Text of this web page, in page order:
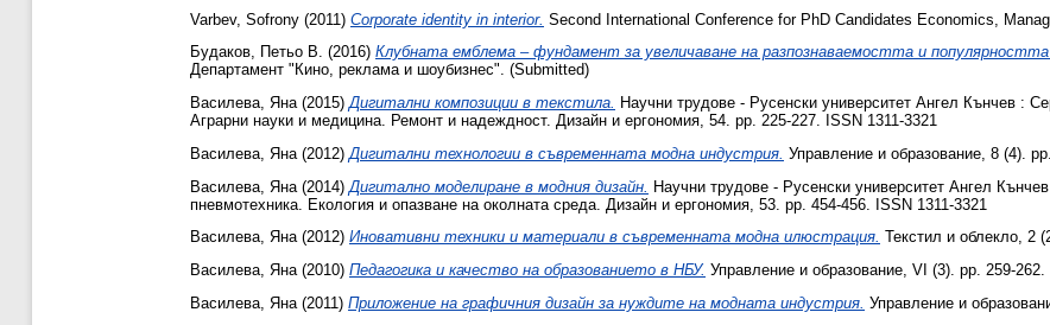
Varbev, Sofrony (2011) Corporate identity in interior. Second International Conference for PhD Candidates Economics,
Будаков, Петьо В. (2016) Клубната емблема – фундамент за увеличаване на разпознаваемостта и
Департамент "Кино, реклама и шоубизнес". (Submitted)
Василева, Яна(2015)Дигитални композиции в текстила. Научни трудове - Русенски университет Ангел Кънчев :
Аграрни науки и медицина. Ремонт и надеждност. Дизайн и ергономия, 54. pp. 225-227. ISSN 1311-3321
Василева, Яна (2012) Дигитални технологии в съвременната модна индустрия. Управление и образование, 8 (4).
Василева, Яна (2014) Дигитално моделиране в модния дизайн. Научни трудове - Русенски университет Ангел
пневмотехника. Екология и опазване на околната среда. Дизайн и ергономия, 53. pp. 454-456. ISSN 1311-3321
Василева, Яна(2012) Иновативни техники и материали в съвременната модна илюстрация. Текстил и облекло, 2
Василева, Яна(2010) Педагогика и качество на образованието в НБУ. Управление и образование, VI (3). pp. 259-
Василева, Яна(2011) Приложение на графичния дизайн за нуждите на модната индустрия. Управление и